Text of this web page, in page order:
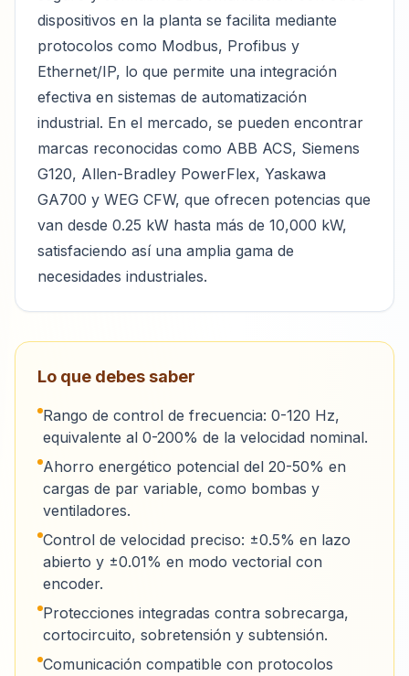
dispositivos en la planta se facilita mediante
protocolos como Modbus, Profibus y
Ethernet/IP, lo que permite una integración
efectiva en sistemas de automatización
industrial. En el mercado, se pueden encontrar
marcas reconocidas como ABB ACS, Siemens
G120, Allen-Bradley PowerFlex, Yaskawa
GA700 y WEG CFW, que ofrecen potencias que
van desde 0.25 kW hasta más de 10,000 kW,
satisfaciendo así una amplia gama de
necesidades industriales.
Lo que debes saber
Rango de control de frecuencia: 0-120 Hz,
equivalente al 0-200% de la velocidad nominal.
Ahorro energético potencial del 20-50% en
cargas de par variable, como bombas y
ventiladores.
Control de velocidad preciso: ±0.5% en lazo
abierto y ±0.01% en modo vectorial con
encoder.
Protecciones integradas contra sobrecarga,
cortocircuito, sobretensión y subtensión.
Comunicación compatible con protocolos